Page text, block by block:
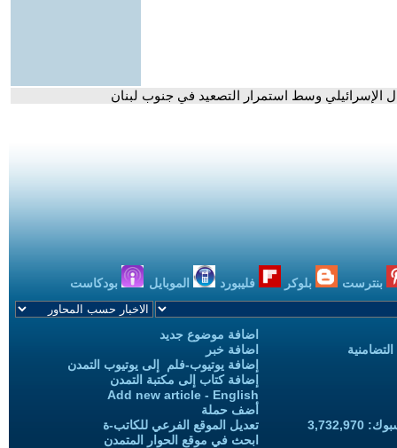
الإسرائيلي وسط استمرار التصعيد في جنوب لبنان
بنترست بلوكر فليبورد الموبايل بودكاست
اضافة موضوع جديد
اضافة خبر
إضافة يوتيوب-فلم إلى يوتيوب التمدن
إضافة كتاب إلى مكتبة التمدن
Add new article - English
أضف حملة
تعديل الموقع الفرعي للكاتب-ة
ابحث في موقع الحوار المتمدن